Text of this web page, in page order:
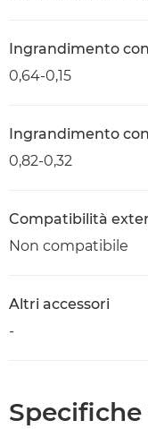
Ingrandimento
0,64-0,15
Ingrandimento
0,82-0,32
Compatibilità
Non compatibile
Altri accessori
-